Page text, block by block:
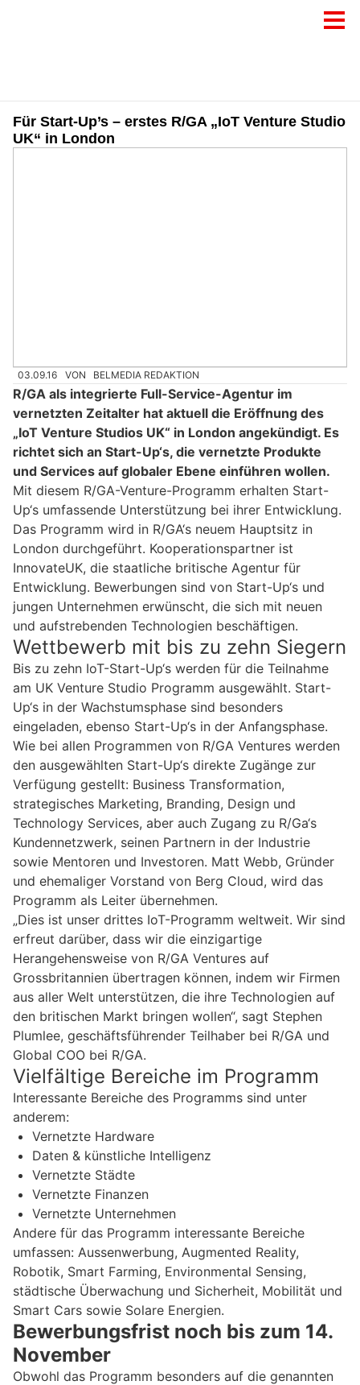
Für Start-Up’s – erstes R/GA „IoT Venture Studio
UK“ in London
03.09.16 VON BELMEDIA REDAKTION
R/GA als integrierte Full-Service-Agentur im
vernetzten Zeitalter hat aktuell die Eröffnung des
„IoT Venture Studios UK“ in London angekündigt. Es
richtet sich an Start-Up‘s, die vernetzte Produkte
und Services auf globaler Ebene einführen wollen.
Mit diesem R/GA-Venture-Programm erhalten Start-
Up‘s umfassende Unterstützung bei ihrer Entwicklung.
Das Programm wird in R/GA‘s neuem Hauptsitz in
London durchgeführt. Kooperationspartner ist
InnovateUK, die staatliche britische Agentur für
Entwicklung. Bewerbungen sind von Start-Up‘s und
jungen Unternehmen erwünscht, die sich mit neuen
und aufstrebenden Technologien beschäftigen.
Wettbewerb mit bis zu zehn Siegern
Bis zu zehn IoT-Start-Up‘s werden für die Teilnahme
am UK Venture Studio Programm ausgewählt. Start-
Up‘s in der Wachstumsphase sind besonders
eingeladen, ebenso Start-Up‘s in der Anfangsphase.
Wie bei allen Programmen von R/GA Ventures werden
den ausgewählten Start-Up‘s direkte Zugänge zur
Verfügung gestellt: Business Transformation,
strategisches Marketing, Branding, Design und
Technology Services, aber auch Zugang zu R/Ga‘s
Kundennetzwerk, seinen Partnern in der Industrie
sowie Mentoren und Investoren. Matt Webb, Gründer
und ehemaliger Vorstand von Berg Cloud, wird das
Programm als Leiter übernehmen.
„Dies ist unser drittes IoT-Programm weltweit. Wir sind
erfreut darüber, dass wir die einzigartige
Herangehensweise von R/GA Ventures auf
Grossbritannien übertragen können, indem wir Firmen
aus aller Welt unterstützen, die ihre Technologien auf
den britischen Markt bringen wollen“, sagt Stephen
Plumlee, geschäftsführender Teilhaber bei R/GA und
Global COO bei R/GA.
Vielfältige Bereiche im Programm
Interessante Bereiche des Programms sind unter
anderem:
Vernetzte Hardware
Daten & künstliche Intelligenz
Vernetzte Städte
Vernetzte Finanzen
Vernetzte Unternehmen
Andere für das Programm interessante Bereiche
umfassen: Aussenwerbung, Augmented Reality,
Robotik, Smart Farming, Environmental Sensing,
städtische Überwachung und Sicherheit, Mobilität und
Smart Cars sowie Solare Energien.
Bewerbungsfrist noch bis zum 14.
November
Obwohl das Programm besonders auf die genannten